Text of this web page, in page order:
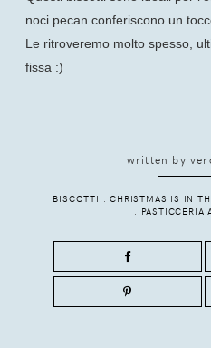
noci pecan conferiscono un
Le ritroveremo molto spesso,
fissa :)
written by
BISCOTTI .CHRISTMAS IS IN
. PASTICCERIA